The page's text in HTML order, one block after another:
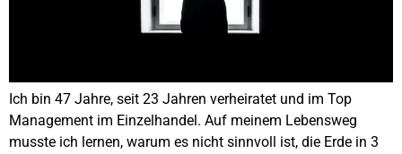
Ich bin 47 Jahre, seit 23 Jahren verheiratet und im Top
Management im Einzelhandel. Auf meinem Lebensweg
musste ich lernen, warum es nicht sinnvoll ist, die Erde in 3